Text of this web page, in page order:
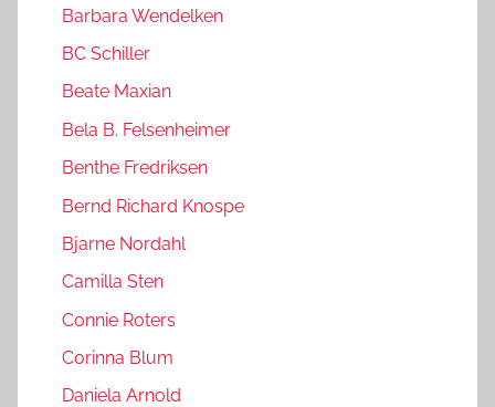
Barbara Wendelken
BC Schiller
Beate Maxian
Bela B. Felsenheimer
Benthe Fredriksen
Bernd Richard Knospe
Bjarne Nordahl
Camilla Sten
Connie Roters
Corinna Blum
Daniela Arnold